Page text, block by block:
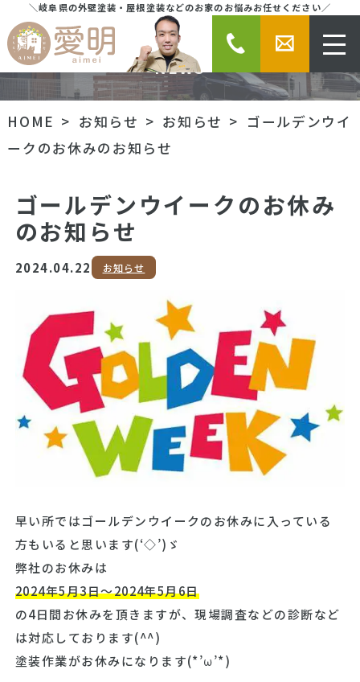
＼岐阜県の外壁塗装・屋根塗装などのお家のお悩みお任せください／
お知らせ
NEWS
HOME お知らせ お知らせ
ゴールデンウイ
ークのお休みのお知らせ
ゴールデンウイークのお休み
のお知らせ
2024.04.22 お知らせ
早い所ではゴールデンウイークのお休みに入っている
方もいると思います(‘◇’)ゞ
弊社のお休みは
2024年5月3日～2024年5月6日
の4日間お休みを頂きますが、現場調査などの診断など
は対応しております(^^)
塗装作業がお休みになります(*’ω’*)